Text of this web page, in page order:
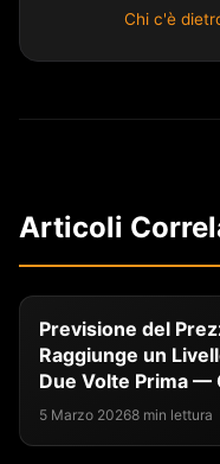
Chi c'è
Articoli
Previsione del
Raggiunge un
Due Volte Prima —
5 Marzo 20268 min lettura